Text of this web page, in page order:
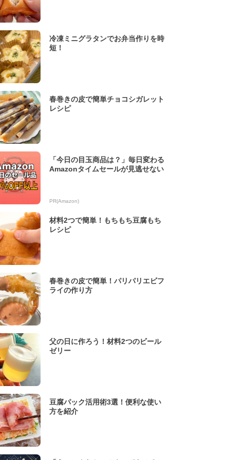
冷凍ミニグラタンでお弁当作りを時
短！
春巻きの皮で簡単チョコシガレット
レシピ
「今日の目玉商品は？」毎日変わる
Amazonタイムセールが見逃せない
PR(Amazon)
材料2つで簡単！もちもち豆腐もち
レシピ
春巻きの皮で簡単！パリパリエビフ
ライの作り方
父の日に作ろう！材料2つのビール
ゼリー
豆腐パック活用術3選！便利な使い
方を紹介